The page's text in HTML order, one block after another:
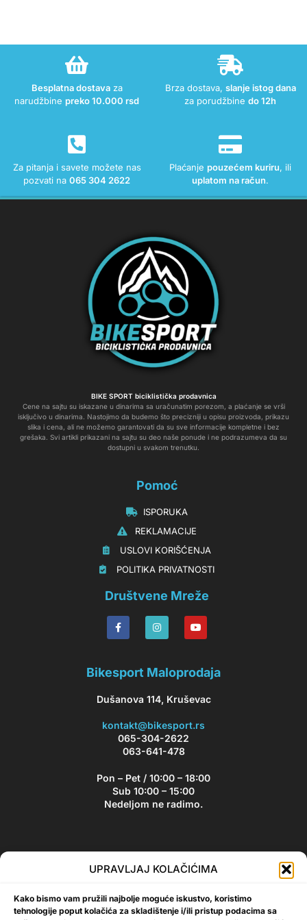
UPRAVLJAJ KOLAČIĆIMA
Kako bismo vam pružili najbolje moguće iskustvo, koristimo
tehnologije poput kolačića za skladištenje i/ili pristup podacima sa
Besplatna dostavaza
narudžbine preko 10.000 rsd
Brza dostava, slanje istog dana
za porudžbine do 12h
Za pitanja i savete možete nas
pozvati na 065 304 2622
Plaćanje pouzećem kuriru, ili
uplatom na račun.
BIKE SPORT biciklistička prodavnica
Cene na sajtu su iskazane u dinarima sa uračunatim porezom, a plaćanje se vrši
isključivo u dinarima. Nastojimo da budemo što precizniji u opisu proizvoda, prikazu
slika i cena, ali ne možemo garantovati da su sve informacije kompletne i bez
grešaka. Svi artikli prikazani na sajtu su deo naše ponude i ne podrazumeva da su
dostupni u svakom trenutku.
Pomoć
‏‏‎‏‏‎ ‎ISPORUKA
‏‏‏‏‎ ‎‎‎‎‎‎REKLAMACIJE‎‎‎
‏‏‎‏‏‎ ‎‎USLOVI KORIŠĆENJA
‏‏‏‎ ‎‎POLITIKA PRIVATNOSTI
Društvene Mreže
Bikesport Maloprodaja
Dušanova 114, Kruševac
kontakt@bikesport.rs
065-304-2622
063-641-478
Pon – Pet / 10:00 – 18:00
Sub 10:00 – 15:00
Nedeljom ne radimo.
Bikesport Newsletter
akcijama i popustima!